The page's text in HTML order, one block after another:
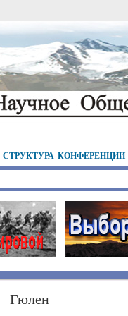
СТРУКТУРА КОНФЕРЕНЦИИ
Гюлен